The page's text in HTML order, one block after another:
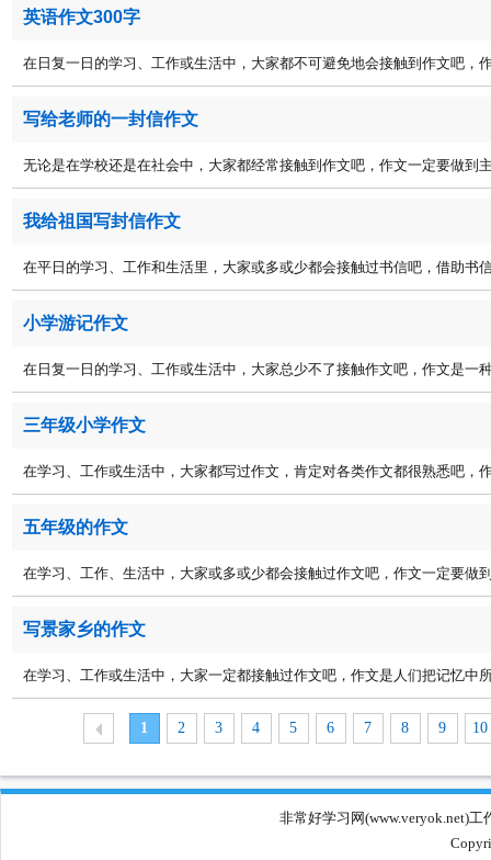
英语作文300字
在日复一日的学习、工作或生活中，大家都不可避免地会接触到作文吧
写给老师的一封信作文
无论是在学校还是在社会中，大家都经常接触到作文吧，作文一定要做
我给祖国写封信作文
在平日的学习、工作和生活里，大家或多或少都会接触过书信吧，借助
小学游记作文
在日复一日的学习、工作或生活中，大家总少不了接触作文吧，作文是
三年级小学作文
在学习、工作或生活中，大家都写过作文，肯定对各类作文都很熟悉吧
五年级的作文
在学习、工作、生活中，大家或多或少都会接触过作文吧，作文一定要
写景家乡的作文
在学习、工作或生活中，大家一定都接触过作文吧，作文是人们把记忆
1 2 3 4 5 6 7 8 9 10
非常好学习网(www.veryok.net)